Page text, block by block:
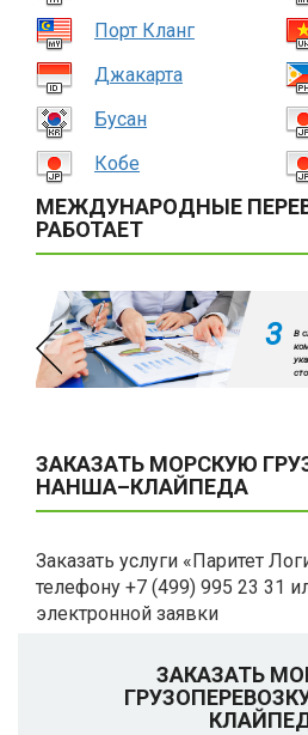
Порт Кланг
Джакарта
Бусан
Кобе
МЕЖДУНАРОДНЫЕ
РАБОТАЕТ
3
В
ЗАКАЗАТЬ МОРСКУЮ
НАНША–КЛАЙПЕДА
Заказать услуги «Паритет
телефону +7 (499) 995 23 31
электронной заявки
ЗАКАЗАТЬ